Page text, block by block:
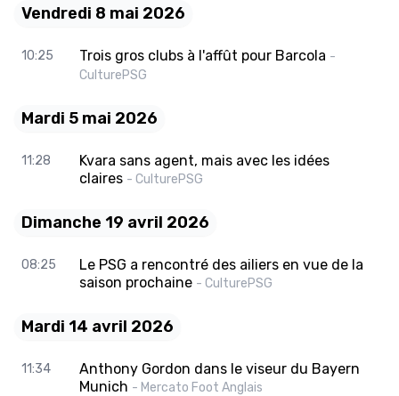
Vendredi 8 mai 2026
10:25 Trois gros clubs à l'affût pour Barcola -
CulturePSG
Mardi 5 mai 2026
11:28
Kvara sans agent, mais avec les idées
claires - CulturePSG
Dimanche 19 avril 2026
08:25
Le PSG a rencontré des ailiers en vue de la
saison prochaine - CulturePSG
Mardi 14 avril 2026
11:34
Anthony Gordon dans le viseur du Bayern
Munich - Mercato Foot Anglais